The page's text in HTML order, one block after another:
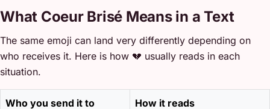
What Coeur Brisé Means in a Text
The same emoji can land very differently depending on
who receives it. Here is how 💔 usually reads in each
situation.
Who you send it to How it reads